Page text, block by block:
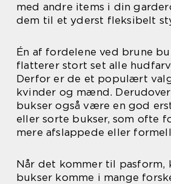
med andre items i din
dem til et yderst fleksibelt
Én af fordelene ved brune
flatterer stort set alle
Derfor er de et populært
kvinder og mænd.
bukser også være en god
eller sorte bukser, som ofte
mere afslappede eller
Når det kommer til pasform,
bukser komme i mange